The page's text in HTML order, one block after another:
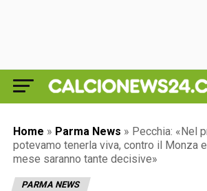
Home » Parma News » Pecchia: «Nel
potevamo tenerla viva, contro il Monza
mese saranno tante decisive»
PARMA NEWS